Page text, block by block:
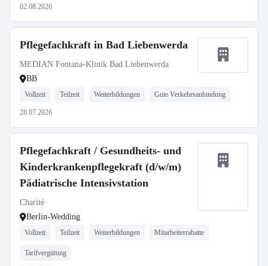
02.08.2026
Pflegefachkraft in Bad Liebenwerda
MEDIAN Fontana-Klinik Bad Liebenwerda
BB
Vollzeit Teilzeit Weiterbildungen Gute Verkehrsanbindung
28.07.2026
Pflegefachkraft / Gesundheits- und
Kinderkrankenpflegekraft (d/w/m)
Pädiatrische Intensivstation
Charité
Berlin-Wedding
Vollzeit Teilzeit Weiterbildungen Mitarbeiterrabatte
Tarifvergütung